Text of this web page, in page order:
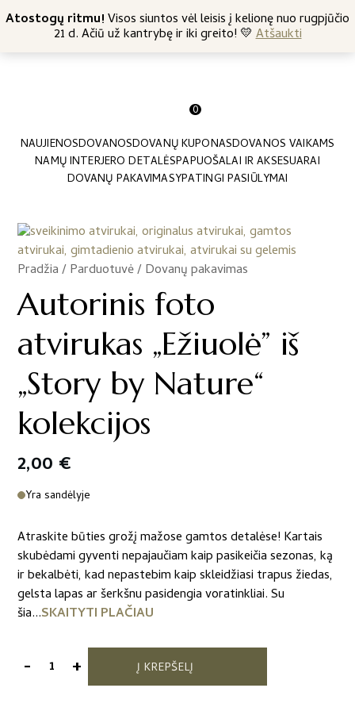
Atostogų ritmu!Visos siuntos vėl leisis į kelionę nuo rugpjūčio
21 d. Ačiū už kantrybę ir iki greito! 💛Atšaukti
Nemokamas siuntimas nuo 45 Eur +370 682 57369
0
NAUJIENOSDOVANOSDOVANŲ KUPONASDOVANOS VAIKAMS
NAMŲ INTERJERO DETALĖSPAPUOŠALAI IR AKSESUARAI
DOVANŲ PAKAVIMASYPATINGI PASIŪLYMAI
Pradžia/Parduotuvė/Dovanų pakavimas
/
Autorinis foto
atvirukas „Ežiuolė” iš
„Story by Nature“
kolekcijos
2,00 €
Yra sandėlyje
Atraskite būties grožį mažose gamtos detalėse! Kartais
skubėdami gyventi nepajaučiam kaip pasikeičia sezonas, ką
ir bekalbėti, kad nepastebim kaip skleidžiasi trapus žiedas,
gelsta lapas ar šerkšnu pasidengia voratinkliai. Su
šia...SKAITYTI PLAČIAU
-produkto + Į KREPŠELĮ